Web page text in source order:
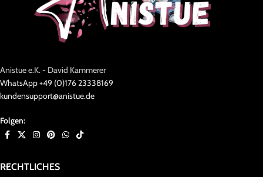
Anistue e.K. - David Kammerer
WhatsApp +49 (0)176 23338169
kundensupport@anistue.de
Folgen:
RECHTLICHES